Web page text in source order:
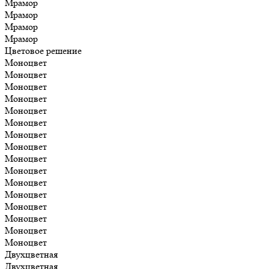
Мрамор
Мрамор
Мрамор
Мрамор
Цветовое решение
Моноцвет
Моноцвет
Моноцвет
Моноцвет
Моноцвет
Моноцвет
Моноцвет
Моноцвет
Моноцвет
Моноцвет
Моноцвет
Моноцвет
Моноцвет
Моноцвет
Моноцвет
Моноцвет
Двухцветная
Двухцветная